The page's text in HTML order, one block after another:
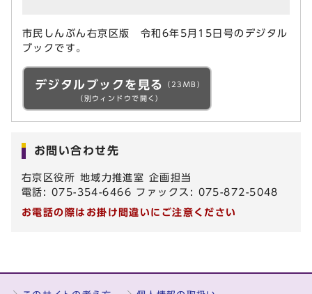
市民しんぶん右京区版 令和6年5月15日号のデジタル
ブックです。
デジタルブックを見る
（23MB）
（別ウィンドウで開く）
お問い合わせ先
右京区役所 地域力推進室 企画担当
電話: 075-354-6466 ファックス: 075-872-5048
お電話の際はお掛け間違いにご注意ください